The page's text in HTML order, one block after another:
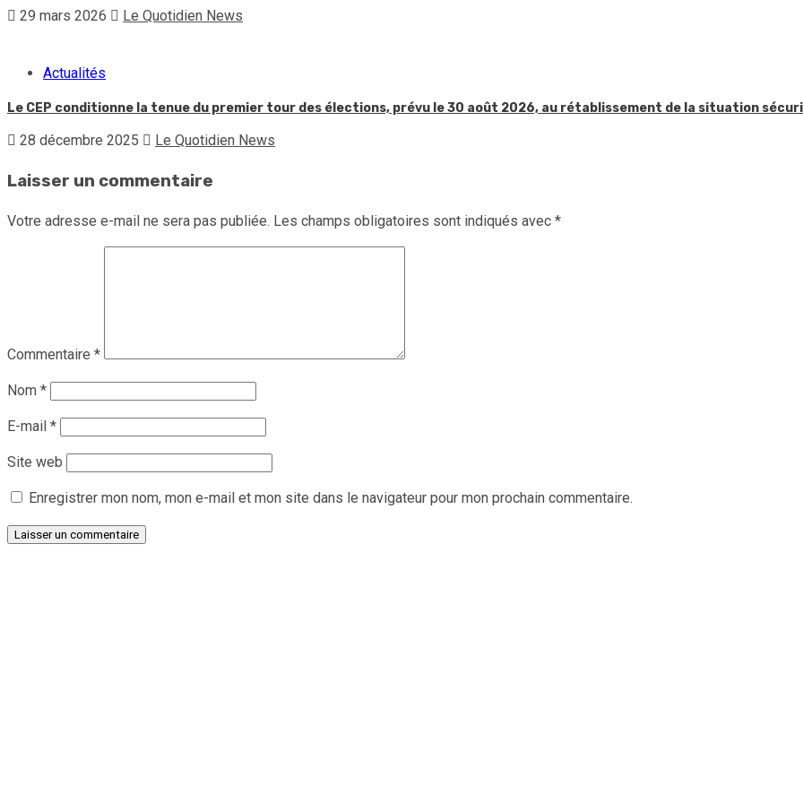
29 mars 2026 Le Quotidien News
Actualités
Le CEP conditionne la tenue du premier tour des élections, prévu le 30 août 2026, au rétablissement de la situation
28 décembre 2025 Le Quotidien News
Laisser un commentaire
Votre adresse e-mail ne sera pas publiée. Les champs obligatoires sont indiqués avec *
Commentaire *
Nom *
E-mail *
Site web
Enregistrer mon nom, mon e-mail et mon site dans le navigateur pour mon prochain commentaire.